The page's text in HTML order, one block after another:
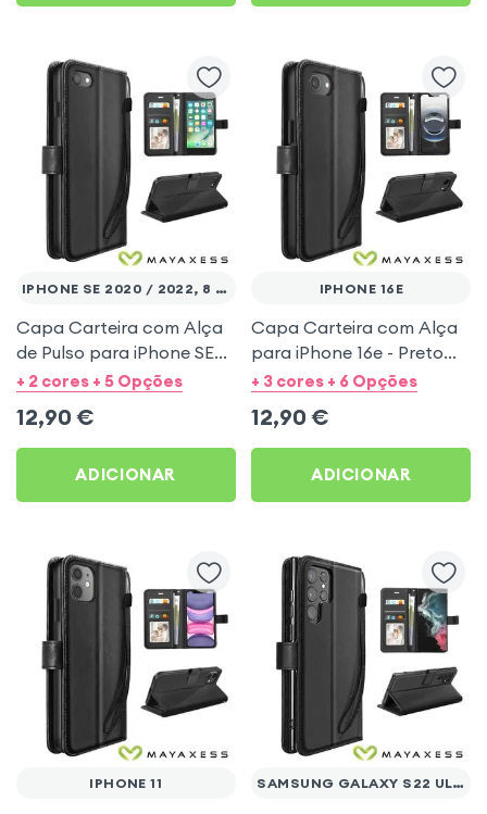
IPHONE SE 2020 / 2022, 8 E 7
Capa Carteira com Alça
de Pulso para iPhone SE
2020 / 2022, 8 e 7 - Preto
+ 2 cores + 5 Opções
12,90 €
ADICIONAR
IPHONE 16E
Capa Carteira com Alça
para iPhone 16e - Preto
Mayaxess
+ 3 cores + 6 Opções
12,90 €
ADICIONAR
IPHONE 11 SAMSUNG GALAXY S22 ULTRA